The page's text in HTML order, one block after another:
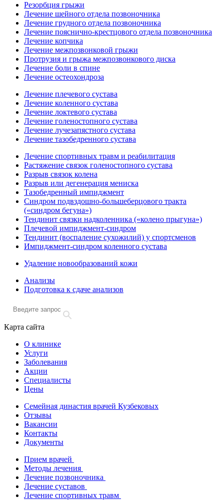
Резорбция грыжи
Лечение шейного отдела позвоночника
Лечение грудного отдела позвоночника
Лечение пояснично-крестцового отдела позвоночника
Лечение копчика
Лечение межпозвонковой грыжи
Протрузия и грыжа межпозвонкового диска
Лечение боли в спине
Лечение остеохондроза
Лечение плечевого сустава
Лечение коленного сустава
Лечение локтевого сустава
Лечение голеностопного сустава
Лечение лучезапястного сустава
Лечение тазобедренного сустава
Лечение спортивных травм и реабилитация
Растяжение связок голеностопного сустава
Разрыв связок колена
Разрыв или дегенерация мениска
Тазобедренный импиджмент
Синдром подвздошно-большеберцового тракта
(«синдром бегуна»)
Тендинит связки надколенника («колено прыгуна»)
Плечевой импиджмент-синдром
Тендинит (воспаление сухожилий) у спортсменов
Импиджмент-синдром коленного сустава
Удаление новообразований кожи
Анализы
Подготовка к сдаче анализов
Карта сайта
О клинике
Услуги
Заболевания
Акции
Специалисты
Цены
Семейная династия врачей Кузбековых
Отзывы
Вакансии
Контакты
Документы
Прием врачей
Методы лечения
Лечение позвоночника
Лечение суставов
Лечение спортивных травм